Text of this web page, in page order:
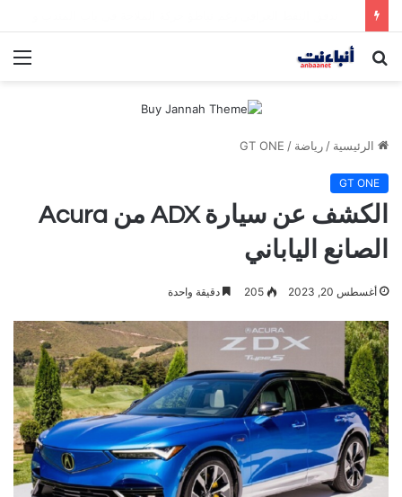
بحث
الرئيسية / رياضة /
GT ONE
GT ONE
الكشف عن سيارة ADX من Acura
الصانع الياباني
أغسطس 20, 2023 205 دقيقة واحدة